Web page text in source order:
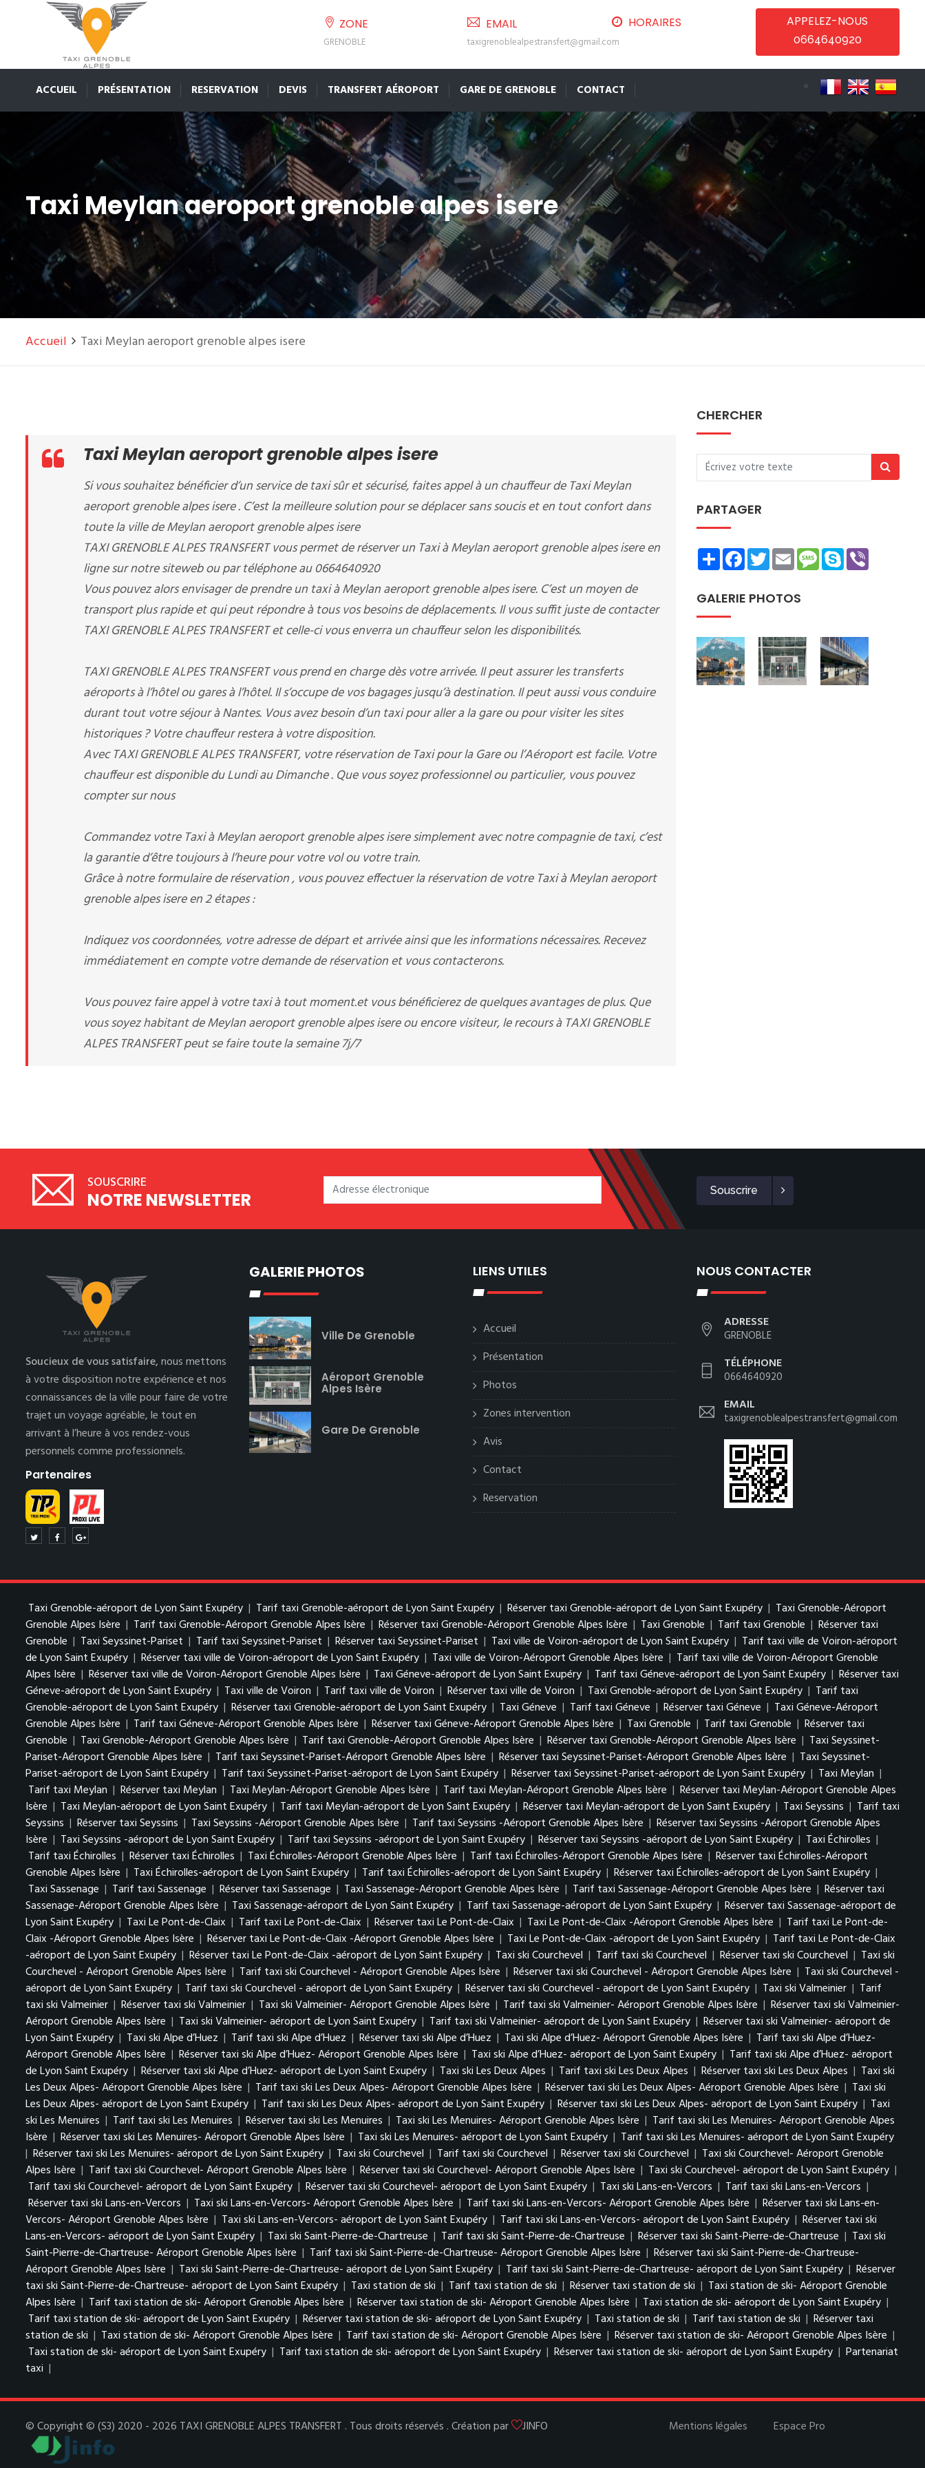
ZONE
GRENOBLE
EMAIL
taxigrenoblealpestransfert@gmail.com
HORAIRES APPELEZ-NOUS
0664640920
ACCUEIL PRÉSENTATION RESERVATION DEVIS TRANSFERT AÉROPORT GARE DE GRENOBLE CONTACT
Taxi Meylan aeroport grenoble alpes isere
Accueil Taxi Meylan aeroport grenoble alpes isere
Taxi Meylan aeroport grenoble alpes isere
Si vous souhaitez bénéficier d’un service de taxi sûr et sécurisé, faites appel à un chauffeur de Taxi Meylan
aeroport grenoble alpes isere . C’est la meilleure solution pour se déplacer sans soucis et en tout confort dans
toute la ville de Meylan aeroport grenoble alpes isere
TAXI GRENOBLE ALPES TRANSFERT vous permet de réserver un Taxi à Meylan aeroport grenoble alpes isere en
ligne sur notre siteweb ou par téléphone au 0664640920
Vous pouvez alors envisager de prendre un taxi à Meylan aeroport grenoble alpes isere. C’est un moyen de
transport plus rapide et qui peut répondre à tous vos besoins de déplacements. Il vous suffit juste de contacter
TAXI GRENOBLE ALPES TRANSFERT et celle-ci vous enverra un chauffeur selon les disponibilités.
TAXI GRENOBLE ALPES TRANSFERT vous prend en charge dès votre arrivée. Il peut assurer les transferts
aéroports à l’hôtel ou gares à l’hôtel. Il s’occupe de vos bagages jusqu’à destination. Il peut aussi vous conduire
durant tout votre séjour à Nantes. Vous avez besoin d’un taxi pour aller a la gare ou pour visiter les sites
historiques ? Votre chauffeur restera à votre disposition.
Avec TAXI GRENOBLE ALPES TRANSFERT, votre réservation de Taxi pour la Gare ou l’Aéroport est facile. Votre
chauffeur est disponible du Lundi au Dimanche . Que vous soyez professionnel ou particulier, vous pouvez
compter sur nous
Commandez votre Taxi à Meylan aeroport grenoble alpes isere simplement avec notre compagnie de taxi, c’est
la garantie d’être toujours à l’heure pour votre vol ou votre train.
Grâce à notre formulaire de réservation , vous pouvez effectuer la réservation de votre Taxi à Meylan aeroport
grenoble alpes isere en 2 étapes :
Indiquez vos coordonnées, votre adresse de départ et arrivée ainsi que les informations nécessaires. Recevez
immédiatement en compte votre demande de réservation et vous contacterons.
Vous pouvez faire appel à votre taxi à tout moment.et vous bénéficierez de quelques avantages de plus. Que
vous soyez habitant de Meylan aeroport grenoble alpes isere ou encore visiteur, le recours à TAXI GRENOBLE
ALPES TRANSFERT peut se faire toute la semaine 7j/7
CHERCHER
PARTAGER
ShareFacebookTwitterEmailMessage
Skype
GALERIE PHOTOS
SOUSCRIRE
NOTRE NEWSLETTER Souscrire
Soucieux de vous satisfaire,nous mettons
à votre disposition notre expérience et nos
connaissances de la ville pour faire de votre
trajet un voyage agréable, le tout en
arrivant à l’heure à vos rendez-vous
personnels comme professionnels.
Partenaires
GALERIE PHOTOS
Ville De Grenoble
Aéroport Grenoble
Alpes Isère
Gare De Grenoble
LIENS UTILES
Accueil
Présentation
Photos
Zones intervention
Avis
Contact
Reservation
NOUS CONTACTER
ADRESSE
GRENOBLE
TÉLÉPHONE
0664640920
EMAIL
taxigrenoblealpestransfert@gmail.com
Taxi Grenoble-aéroport de Lyon Saint Exupéry | Tarif taxi Grenoble-aéroport de Lyon Saint Exupéry | Réserver taxi Grenoble-aéroport de Lyon Saint Exupéry | Taxi Grenoble-Aéroport
Grenoble Alpes Isère | Tarif taxi Grenoble-Aéroport Grenoble Alpes Isère | Réserver taxi Grenoble-Aéroport Grenoble Alpes Isère | Taxi Grenoble | Tarif taxi Grenoble | Réserver taxi
Grenoble | Taxi Seyssinet-Pariset | Tarif taxi Seyssinet-Pariset | Réserver taxi Seyssinet-Pariset | Taxi ville de Voiron-aéroport de Lyon Saint Exupéry | Tarif taxi ville de Voiron-aéroport
de Lyon Saint Exupéry | Réserver taxi ville de Voiron-aéroport de Lyon Saint Exupéry | Taxi ville de Voiron-Aéroport Grenoble Alpes Isère | Tarif taxi ville de Voiron-Aéroport Grenoble
Alpes Isère | Réserver taxi ville de Voiron-Aéroport Grenoble Alpes Isère | Taxi Géneve-aéroport de Lyon Saint Exupéry | Tarif taxi Géneve-aéroport de Lyon Saint Exupéry | Réserver taxi
Géneve-aéroport de Lyon Saint Exupéry | Taxi ville de Voiron | Tarif taxi ville de Voiron | Réserver taxi ville de Voiron | Taxi Grenoble-aéroport de Lyon Saint Exupéry | Tarif taxi
Grenoble-aéroport de Lyon Saint Exupéry | Réserver taxi Grenoble-aéroport de Lyon Saint Exupéry | Taxi Géneve | Tarif taxi Géneve | Réserver taxi Géneve | Taxi Géneve-Aéroport
Grenoble Alpes Isère | Tarif taxi Géneve-Aéroport Grenoble Alpes Isère | Réserver taxi Géneve-Aéroport Grenoble Alpes Isère | Taxi Grenoble | Tarif taxi Grenoble | Réserver taxi
Grenoble | Taxi Grenoble-Aéroport Grenoble Alpes Isère | Tarif taxi Grenoble-Aéroport Grenoble Alpes Isère | Réserver taxi Grenoble-Aéroport Grenoble Alpes Isère | Taxi Seyssinet-
Pariset-Aéroport Grenoble Alpes Isère | Tarif taxi Seyssinet-Pariset-Aéroport Grenoble Alpes Isère | Réserver taxi Seyssinet-Pariset-Aéroport Grenoble Alpes Isère | Taxi Seyssinet-
Pariset-aéroport de Lyon Saint Exupéry | Tarif taxi Seyssinet-Pariset-aéroport de Lyon Saint Exupéry | Réserver taxi Seyssinet-Pariset-aéroport de Lyon Saint Exupéry | Taxi Meylan |
Tarif taxi Meylan | Réserver taxi Meylan | Taxi Meylan-Aéroport Grenoble Alpes Isère | Tarif taxi Meylan-Aéroport Grenoble Alpes Isère | Réserver taxi Meylan-Aéroport Grenoble Alpes
Isère | Taxi Meylan-aéroport de Lyon Saint Exupéry | Tarif taxi Meylan-aéroport de Lyon Saint Exupéry | Réserver taxi Meylan-aéroport de Lyon Saint Exupéry | Taxi Seyssins | Tarif taxi
Seyssins | Réserver taxi Seyssins | Taxi Seyssins -Aéroport Grenoble Alpes Isère | Tarif taxi Seyssins -Aéroport Grenoble Alpes Isère | Réserver taxi Seyssins -Aéroport Grenoble Alpes
Isère | Taxi Seyssins -aéroport de Lyon Saint Exupéry | Tarif taxi Seyssins -aéroport de Lyon Saint Exupéry | Réserver taxi Seyssins -aéroport de Lyon Saint Exupéry | Taxi Échirolles |
Tarif taxi Échirolles | Réserver taxi Échirolles | Taxi Échirolles-Aéroport Grenoble Alpes Isère | Tarif taxi Échirolles-Aéroport Grenoble Alpes Isère | Réserver taxi Échirolles-Aéroport
Grenoble Alpes Isère | Taxi Échirolles-aéroport de Lyon Saint Exupéry | Tarif taxi Échirolles-aéroport de Lyon Saint Exupéry | Réserver taxi Échirolles-aéroport de Lyon Saint Exupéry |
Taxi Sassenage | Tarif taxi Sassenage | Réserver taxi Sassenage | Taxi Sassenage-Aéroport Grenoble Alpes Isère | Tarif taxi Sassenage-Aéroport Grenoble Alpes Isère | Réserver taxi
Sassenage-Aéroport Grenoble Alpes Isère | Taxi Sassenage-aéroport de Lyon Saint Exupéry | Tarif taxi Sassenage-aéroport de Lyon Saint Exupéry | Réserver taxi Sassenage-aéroport de
Lyon Saint Exupéry | Taxi Le Pont-de-Claix | Tarif taxi Le Pont-de-Claix | Réserver taxi Le Pont-de-Claix | Taxi Le Pont-de-Claix -Aéroport Grenoble Alpes Isère | Tarif taxi Le Pont-de-
Claix -Aéroport Grenoble Alpes Isère | Réserver taxi Le Pont-de-Claix -Aéroport Grenoble Alpes Isère | Taxi Le Pont-de-Claix -aéroport de Lyon Saint Exupéry | Tarif taxi Le Pont-de-Claix
-aéroport de Lyon Saint Exupéry | Réserver taxi Le Pont-de-Claix -aéroport de Lyon Saint Exupéry | Taxi ski Courchevel | Tarif taxi ski Courchevel | Réserver taxi ski Courchevel | Taxi ski
Courchevel - Aéroport Grenoble Alpes Isère | Tarif taxi ski Courchevel - Aéroport Grenoble Alpes Isère | Réserver taxi ski Courchevel - Aéroport Grenoble Alpes Isère | Taxi ski Courchevel -
aéroport de Lyon Saint Exupéry | Tarif taxi ski Courchevel - aéroport de Lyon Saint Exupéry | Réserver taxi ski Courchevel - aéroport de Lyon Saint Exupéry | Taxi ski Valmeinier | Tarif
taxi ski Valmeinier | Réserver taxi ski Valmeinier | Taxi ski Valmeinier- Aéroport Grenoble Alpes Isère | Tarif taxi ski Valmeinier- Aéroport Grenoble Alpes Isère | Réserver taxi ski Valmeinier-
Aéroport Grenoble Alpes Isère | Taxi ski Valmeinier- aéroport de Lyon Saint Exupéry | Tarif taxi ski Valmeinier- aéroport de Lyon Saint Exupéry | Réserver taxi ski Valmeinier- aéroport de
Lyon Saint Exupéry | Taxi ski Alpe d’Huez | Tarif taxi ski Alpe d’Huez | Réserver taxi ski Alpe d’Huez | Taxi ski Alpe d’Huez- Aéroport Grenoble Alpes Isère | Tarif taxi ski Alpe d’Huez-
Aéroport Grenoble Alpes Isère | Réserver taxi ski Alpe d’Huez- Aéroport Grenoble Alpes Isère | Taxi ski Alpe d’Huez- aéroport de Lyon Saint Exupéry | Tarif taxi ski Alpe d’Huez- aéroport
de Lyon Saint Exupéry | Réserver taxi ski Alpe d’Huez- aéroport de Lyon Saint Exupéry | Taxi ski Les Deux Alpes | Tarif taxi ski Les Deux Alpes | Réserver taxi ski Les Deux Alpes | Taxi ski
Les Deux Alpes- Aéroport Grenoble Alpes Isère | Tarif taxi ski Les Deux Alpes- Aéroport Grenoble Alpes Isère | Réserver taxi ski Les Deux Alpes- Aéroport Grenoble Alpes Isère | Taxi ski
Les Deux Alpes- aéroport de Lyon Saint Exupéry | Tarif taxi ski Les Deux Alpes- aéroport de Lyon Saint Exupéry | Réserver taxi ski Les Deux Alpes- aéroport de Lyon Saint Exupéry | Taxi
ski Les Menuires | Tarif taxi ski Les Menuires | Réserver taxi ski Les Menuires | Taxi ski Les Menuires- Aéroport Grenoble Alpes Isère | Tarif taxi ski Les Menuires- Aéroport Grenoble Alpes
Isère | Réserver taxi ski Les Menuires- Aéroport Grenoble Alpes Isère | Taxi ski Les Menuires- aéroport de Lyon Saint Exupéry | Tarif taxi ski Les Menuires- aéroport de Lyon Saint Exupéry
| Réserver taxi ski Les Menuires- aéroport de Lyon Saint Exupéry | Taxi ski Courchevel | Tarif taxi ski Courchevel | Réserver taxi ski Courchevel | Taxi ski Courchevel- Aéroport Grenoble
Alpes Isère | Tarif taxi ski Courchevel- Aéroport Grenoble Alpes Isère | Réserver taxi ski Courchevel- Aéroport Grenoble Alpes Isère | Taxi ski Courchevel- aéroport de Lyon Saint Exupéry |
Tarif taxi ski Courchevel- aéroport de Lyon Saint Exupéry | Réserver taxi ski Courchevel- aéroport de Lyon Saint Exupéry | Taxi ski Lans-en-Vercors | Tarif taxi ski Lans-en-Vercors |
Réserver taxi ski Lans-en-Vercors | Taxi ski Lans-en-Vercors- Aéroport Grenoble Alpes Isère | Tarif taxi ski Lans-en-Vercors- Aéroport Grenoble Alpes Isère | Réserver taxi ski Lans-en-
Vercors- Aéroport Grenoble Alpes Isère | Taxi ski Lans-en-Vercors- aéroport de Lyon Saint Exupéry | Tarif taxi ski Lans-en-Vercors- aéroport de Lyon Saint Exupéry | Réserver taxi ski
Lans-en-Vercors- aéroport de Lyon Saint Exupéry | Taxi ski Saint-Pierre-de-Chartreuse | Tarif taxi ski Saint-Pierre-de-Chartreuse | Réserver taxi ski Saint-Pierre-de-Chartreuse | Taxi ski
Saint-Pierre-de-Chartreuse- Aéroport Grenoble Alpes Isère | Tarif taxi ski Saint-Pierre-de-Chartreuse- Aéroport Grenoble Alpes Isère | Réserver taxi ski Saint-Pierre-de-Chartreuse-
Aéroport Grenoble Alpes Isère | Taxi ski Saint-Pierre-de-Chartreuse- aéroport de Lyon Saint Exupéry | Tarif taxi ski Saint-Pierre-de-Chartreuse- aéroport de Lyon Saint Exupéry | Réserver
taxi ski Saint-Pierre-de-Chartreuse- aéroport de Lyon Saint Exupéry | Taxi station de ski | Tarif taxi station de ski | Réserver taxi station de ski | Taxi station de ski- Aéroport Grenoble
Alpes Isère | Tarif taxi station de ski- Aéroport Grenoble Alpes Isère | Réserver taxi station de ski- Aéroport Grenoble Alpes Isère | Taxi station de ski- aéroport de Lyon Saint Exupéry |
Tarif taxi station de ski- aéroport de Lyon Saint Exupéry | Réserver taxi station de ski- aéroport de Lyon Saint Exupéry | Taxi station de ski | Tarif taxi station de ski | Réserver taxi
station de ski | Taxi station de ski- Aéroport Grenoble Alpes Isère | Tarif taxi station de ski- Aéroport Grenoble Alpes Isère | Réserver taxi station de ski- Aéroport Grenoble Alpes Isère |
Taxi station de ski- aéroport de Lyon Saint Exupéry | Tarif taxi station de ski- aéroport de Lyon Saint Exupéry | Réserver taxi station de ski- aéroport de Lyon Saint Exupéry | Partenariat
taxi |
© Copyright © (S3) 2020 - 2026 TAXI GRENOBLE ALPES TRANSFERT . Tous droits réservés . Création par JINFO Mentions légales Espace Pro